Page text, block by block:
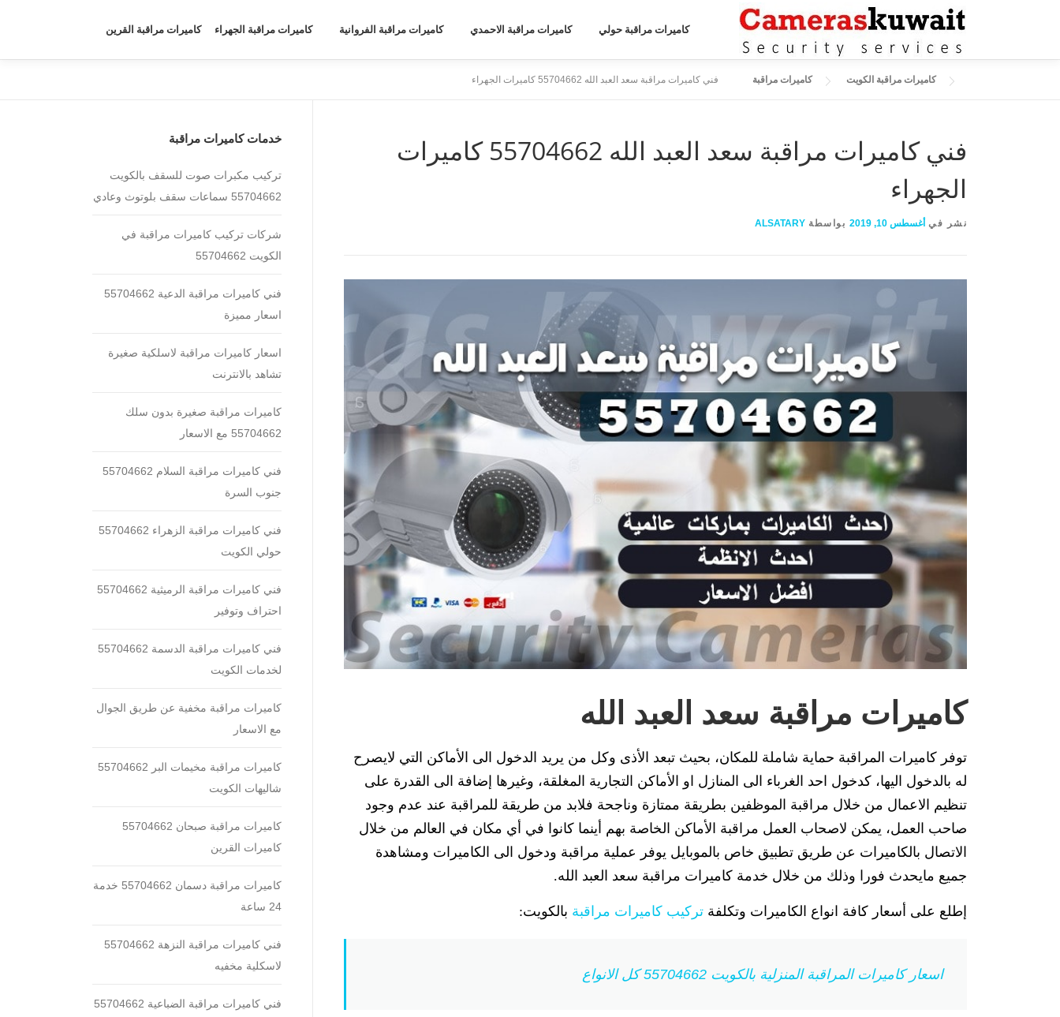
كاميرات مراقبة حولي كاميرات مراقبة الاحمدي كاميرات مراقبة الفروانية كاميرات مراقبة الجهراء كاميرات مراقبة القرين
كاميرات مراقبة الكويت كاميرات مراقبة فني كاميرات مراقبة سعد العبد الله 55704662 كاميرات الجهراء
فني كاميرات مراقبة سعد العبد الله 55704662 كاميرات
الجهراء
نشر في أغسطس 10, 2019 بواسطةALSATARY
كاميرات مراقبة سعد العبد الله
توفر كاميرات المراقبة حماية شاملة للمكان، بحيث تبعد الأذى وكل من يريد الدخول الى الأماكن التي لايصرح
له بالدخول اليها، كدخول احد الغرباء الى المنازل او الأماكن التجارية المغلقة، وغيرها إضافة الى القدرة على
تنظيم الاعمال من خلال مراقبة الموظفين بطريقة ممتازة وناجحة فلابد من طريقة للمراقبة عند عدم وجود
صاحب العمل، يمكن لاصحاب العمل مراقبة الأماكن الخاصة بهم أينما كانوا في أي مكان في العالم من خلال
الاتصال بالكاميرات عن طريق تطبيق خاص بالموبايل يوفر عملية مراقبة ودخول الى الكاميرات ومشاهدة
جميع مايحدث فورا وذلك من خلال خدمة كاميرات مراقبة سعد العبد الله.
إطلع على أسعار كافة انواع الكاميرات وتكلفة تركيب كاميرات مراقبة بالكويت:
اسعار كاميرات المراقبة المنزلية بالكويت 55704662 كل الانواع
خدمات كاميرات مراقبة
تركيب مكبرات صوت للسقف بالكويت
55704662 سماعات سقف بلوتوث وعادي
شركات تركيب كاميرات مراقبة في
الكويت 55704662
فني كاميرات مراقبة الدعية 55704662
اسعار مميزة
اسعار كاميرات مراقبة لاسلكية صغيرة
تشاهد بالانترنت
كاميرات مراقبة صغيرة بدون سلك
55704662 مع الاسعار
فني كاميرات مراقبة السلام 55704662
جنوب السرة
فني كاميرات مراقبة الزهراء 55704662
حولي الكويت
فني كاميرات مراقبة الرميثية 55704662
احتراف وتوفير
فني كاميرات مراقبة الدسمة 55704662
لخدمات الكويت
كاميرات مراقبة مخفية عن طريق الجوال
مع الاسعار
كاميرات مراقبة مخيمات البر 55704662
شاليهات الكويت
كاميرات مراقبة صبحان 55704662
كاميرات القرين
كاميرات مراقبة دسمان 55704662 خدمة
24 ساعة
فني كاميرات مراقبة النزهة 55704662
لاسكلية مخفيه
فني كاميرات مراقبة الضباعية 55704662